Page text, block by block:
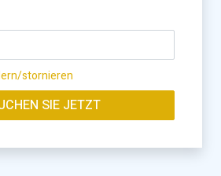
stornieren
SIE JETZT